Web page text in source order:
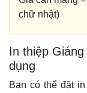
chữ nhật)
In thiệp
dụng
Bạn có thể đặt